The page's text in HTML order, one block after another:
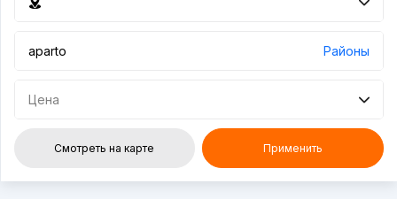
Районы
Цена
Смотреть на карте Применить